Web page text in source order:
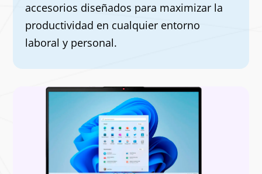
accesorios diseñados para maximizar la
productividad en cualquier entorno
laboral y personal.